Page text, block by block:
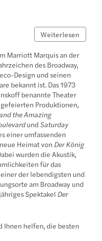
Weiterlesen
Marriott Marquis an der
des Broadway,
Design und seinen
bekannt ist. Das 1973
benannte Theater
Produktionen,
the Amazing
undSaturday
einer umfassenden
Heimat von Der König
wurden die Akustik,
für das
der lebendigsten und
am Broadway und
Spektakel Der
Ihnen helfen, die besten